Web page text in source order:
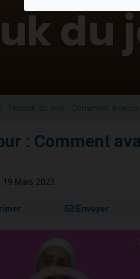
personnes viennent de demander une
Il reste 49 places pour étudier en
vient de donner son Maasser
: Comment
19 Mars 2023
Envoyer